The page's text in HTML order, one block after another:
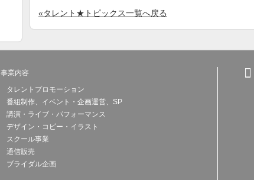
«タレント★トピックス一覧へ戻る
事業内容
タレントプロモーション
番組制作、イベント・企画運営、SP
講演・ライブ・パフォーマンス
デザイン・コピー・イラスト
スクール事業
通信販売
ブライダル企画
